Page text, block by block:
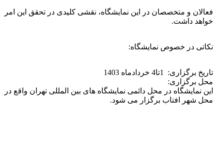
فعالان و متخصصان در این نمایشگاه، نقشی کلیدی در تحقق این امر
خواهد داشت.
نکاتی در خصوص نمایشگاه:
تاریخ برگزاری: 1تا4 خردادماه 1403
محل برگزاری:
این نمایشگاه در محل دائمی نمایشگاه های بین المللی تهران واقع در
محل شهر افتاب برگزار می شود.